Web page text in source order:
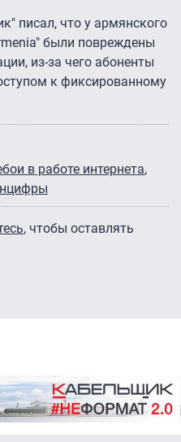
писал, что у армянского
были повреждены
из-за чего абоненты
к фиксированному
в работе интернета
, чтобы оставлять